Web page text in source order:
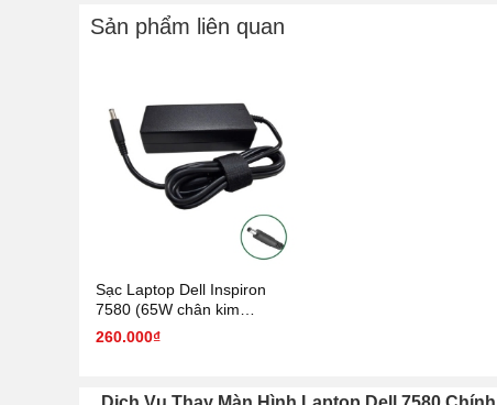
Sản phẩm liên quan
Sạc Laptop Dell Inspiron
7580 (65W chân kim
4.5mm*3.0mm)
260.000₫